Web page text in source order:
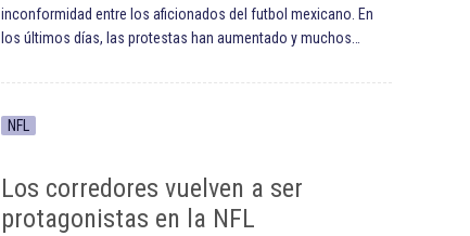
inconformidad entre los aficionados del futbol mexicano. En
los últimos días, las protestas han aumentado y muchos…
NFL
Los corredores vuelven a ser
protagonistas en la NFL